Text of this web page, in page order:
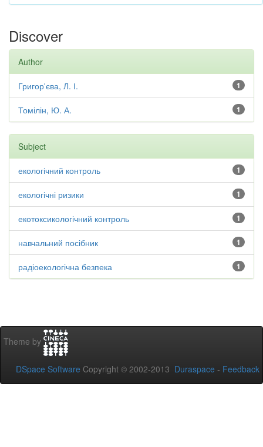
Discover
Author
1
Григор'єва, Л. І.
1
Томілін, Ю. А.
Subject
1
екологічний контроль
1
екологічні ризики
1
екотоксикологічний контроль
1
навчальний посібник
1
радіоекологічна безпека
Theme by
DSpace Software Copyright © 2002-2013 Duraspace - Feedback